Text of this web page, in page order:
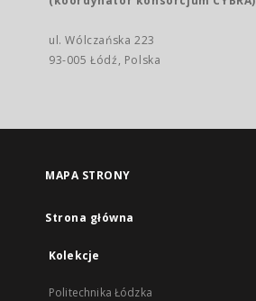
ul. Wólczańska 223
93-005 Łódź, Polska
MAPA STRONY
Strona główna
Kolekcje
Politechnika Łódzka